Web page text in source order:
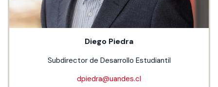
Diego Piedra
Subdirector de Desarrollo Estudiantil
dpiedra@uandes.cl